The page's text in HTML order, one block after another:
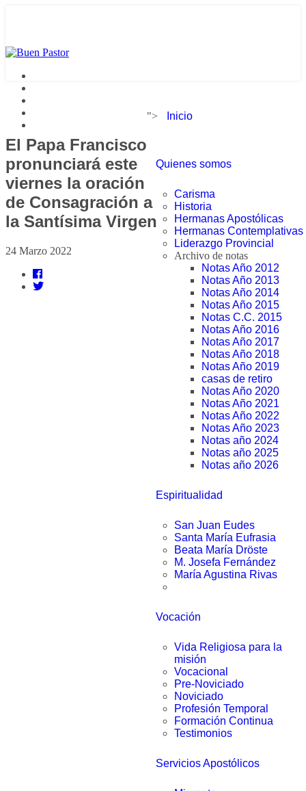
"> Inicio
Quienes somos
Carisma
Historia
Hermanas Apostólicas
Hermanas Contemplativas
Liderazgo Provincial
Archivo de notas
Notas Año 2012
Notas Año 2013
Notas Año 2014
Notas Año 2015
Notas C.C. 2015
Notas Año 2016
Notas Año 2017
Notas Año 2018
Notas Año 2019
casas de retiro
Notas Año 2020
Notas Año 2021
Notas Año 2022
Notas Año 2023
Notas año 2024
Notas año 2025
Notas año 2026
Espiritualidad
San Juan Eudes
Santa María Eufrasia
Beata María Dröste
M. Josefa Fernández
María Agustina Rivas
Vocación
Vida Religiosa para la
misión
Vocacional
Pre-Noviciado
Noviciado
Profesión Temporal
Formación Continua
Testimonios
Servicios Apostólicos
El Papa Francisco
pronunciará este
viernes la oración
de Consagración a
la Santísima Virgen
24 Marzo 2022